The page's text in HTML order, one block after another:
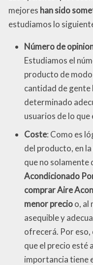
mejores han sido
estudiamos lo
Número de
Estudiamos el
producto de
cantidad de gente
determinado
usuarios de lo
Coste: Como es
del producto, en
que no solamente
Acondicionado
comprar Aire
menor precioo, al
asequible y
ofrecerá. Por
que el precio esté
importancia tiene